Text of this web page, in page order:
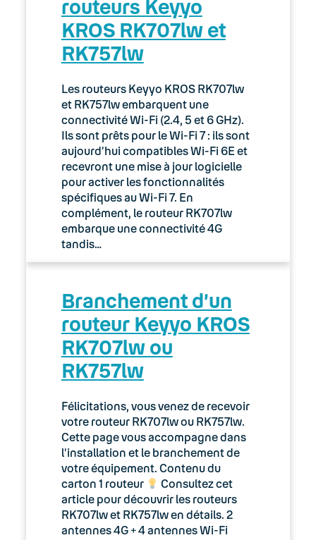
02. Espace client : Manager
03. Accès Internet
04. Téléphonie fixe
05. Téléphonie Mobile
06. Cybersécurité
Keyyo Connect
Keyyo Visio
routeurs Keyyo
KROS RK707lw et
RK757lw
Les routeurs Keyyo KROS RK707lw
et RK757lw embarquent une
connectivité Wi-Fi (2.4, 5 et 6 GHz).
Ils sont prêts pour le Wi-Fi 7 : ils sont
aujourd’hui compatibles Wi-Fi 6E et
recevront une mise à jour logicielle
pour activer les fonctionnalités
spécifiques au Wi-Fi 7. En
complément, le routeur RK707lw
embarque une connectivité 4G
tandis…
Branchement d’un
routeur Keyyo KROS
RK707lw ou
RK757lw
Félicitations, vous venez de recevoir
votre routeur RK707lw ou RK757lw.
Cette page vous accompagne dans
l’installation et le branchement de
votre équipement. Contenu du
carton 1 routeur
Consultez cet
article pour découvrir les routeurs
RK707lw et RK757lw en détails. 2
antennes 4G + 4 antennes Wi-Fi